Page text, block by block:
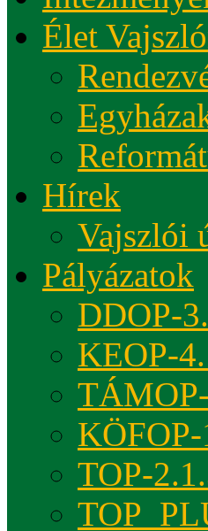
Élet
Hírek
Vajszlói
Pályázatok
DDOP-
KEOP-
TOP-